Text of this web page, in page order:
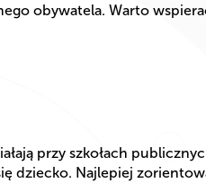
obywatela. Warto
przy szkołach
dziecko. Najlepiej